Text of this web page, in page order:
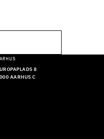
8
AARHUS C